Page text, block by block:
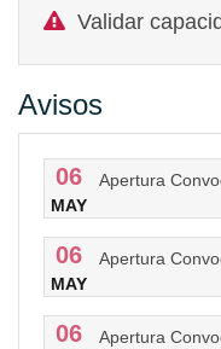
Validar
Avisos
06
MAY
Apertura
06
MAY
Apertura
06 Apertura